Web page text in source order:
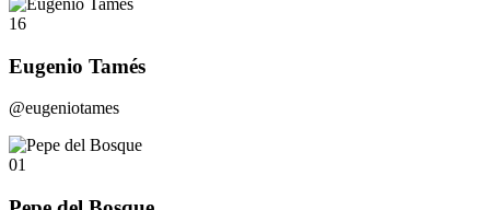
16
Eugenio Tamés
@eugeniotames
01